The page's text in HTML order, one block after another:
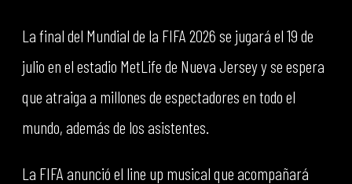
La final del Mundial de la FIFA 2026 se jugará el 19 de
julio en el estadio MetLife de Nueva Jersey y se espera
que atraiga a millones de espectadores en todo el
mundo, además de los asistentes.
La FIFA anunció el line up musical que acompañará